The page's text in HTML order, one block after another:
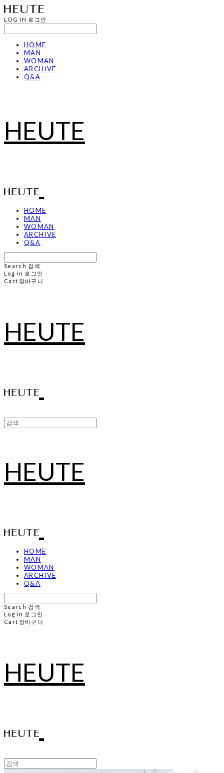
LOG IN 로그인
HOME
MAN
WOMAN
ARCHIVE
Q&A
HEUTE
HOME
MAN
WOMAN
ARCHIVE
Q&A
Search 검색
Log In 로그인
Cart 장바구니
HEUTE
HEUTE
HOME
MAN
WOMAN
ARCHIVE
Q&A
Search 검색
Log In 로그인
Cart 장바구니
HEUTE